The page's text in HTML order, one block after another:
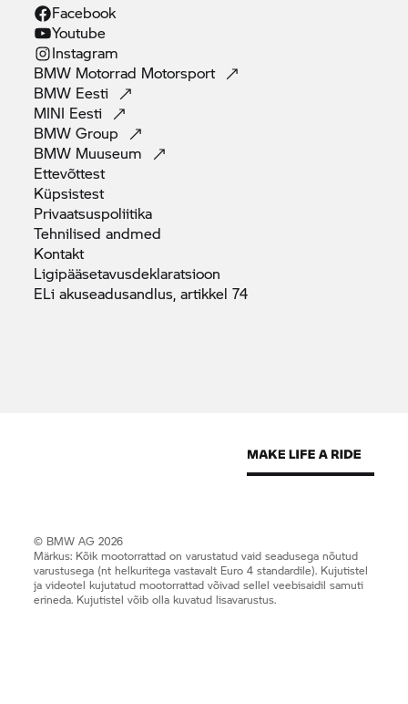
Facebook
Youtube
Instagram
BMW Motorrad Motorsport
BMW Eesti
MINI Eesti
BMWGroup
BMW Muuseum
Ettevõttest
Küpsistest
Privaatsuspoliitika
Tehnilisedandmed
Kontakt
Ligipääsetavusdeklaratsioon
ELi akuseadusandlus, artikkel74
© BMW AG 2026
Märkus: Kõik mootorrattad on varustatud vaid seadusega nõutud
varustusega (nt helkuritega vastavalt Euro 4 standardile). Kujutistel
ja videotel kujutatud mootorrattad võivad sellel veebisaidil samuti
erineda. Kujutistel võib olla kuvatud lisavarustus.